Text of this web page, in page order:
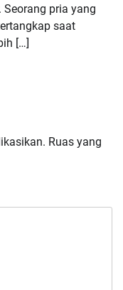
pria yang
saat
[…]
Ruas yang